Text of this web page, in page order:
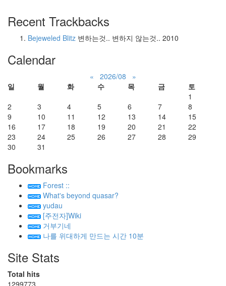
Recent Trackbacks
Bejeweled Blitz 변하는것.. 변하지 않는것.. 2010
Calendar
« 2026/08
»
일
월 화 수 목 금
토
1
2
3 4 5 6 7
8
9
10 11 12 13 14
15
16
17 18 19 20 21
22
23
24 25 26 27 28
29
30
31
Bookmarks
Forest ::
What's beyond quasar?
yudau
[주전자]Wiki
거부기네
나를 위대하게 만드는 시간 10분
Site Stats
Total hits
1299773